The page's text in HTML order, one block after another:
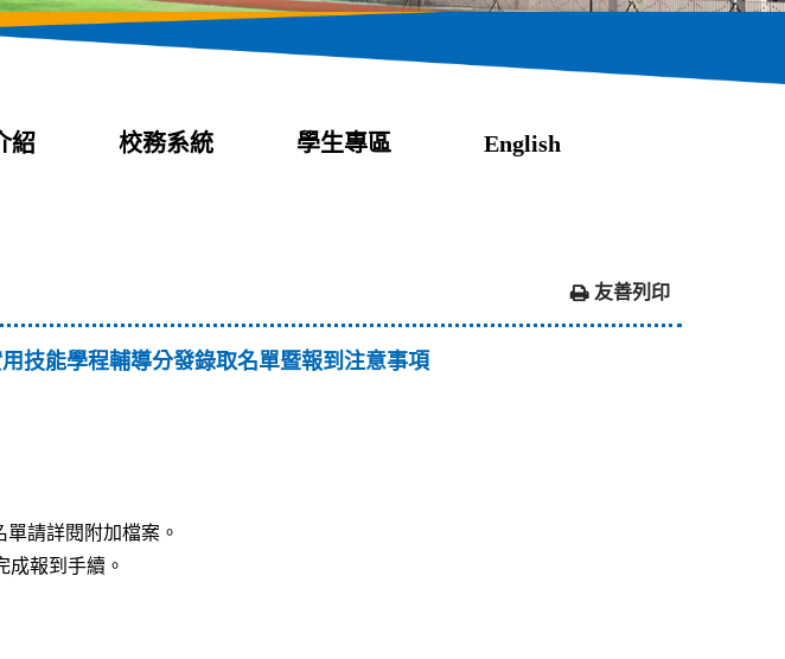
紹 校務系統 學生專區 English
友善列印
技能學程輔導分發錄取名單暨報到注意事項
請詳閱附加檔案。
成報到手續。